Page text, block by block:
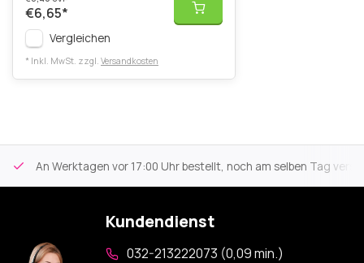
€6,65*
Vergleichen
* Inkl. MwSt. zzgl. Versandkosten
An Werktagen vor 17:00 Uhr bestellt, noch am selben Tag
Kundendienst
032-213222073 (0,09 min.)